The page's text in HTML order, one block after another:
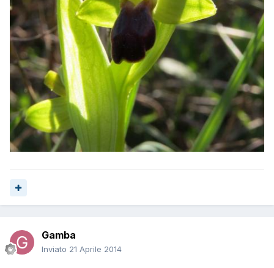
Gamba
Inviato 21 Aprile 2014